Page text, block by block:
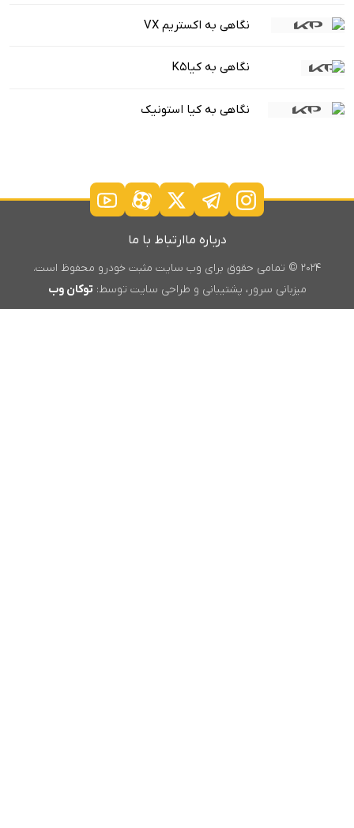
نگاهی به اکستریم VX
نگاهی به کیاK5
نگاهی به کیا استونیک
درباره ماارتباط با ما
۲۰۲۴ © تمامی حقوق برای وب سایت مثبت خودرو محفوظ است.
میزبانی سرور، پشتیبانی و طراحی سایت توسط: توکان وب